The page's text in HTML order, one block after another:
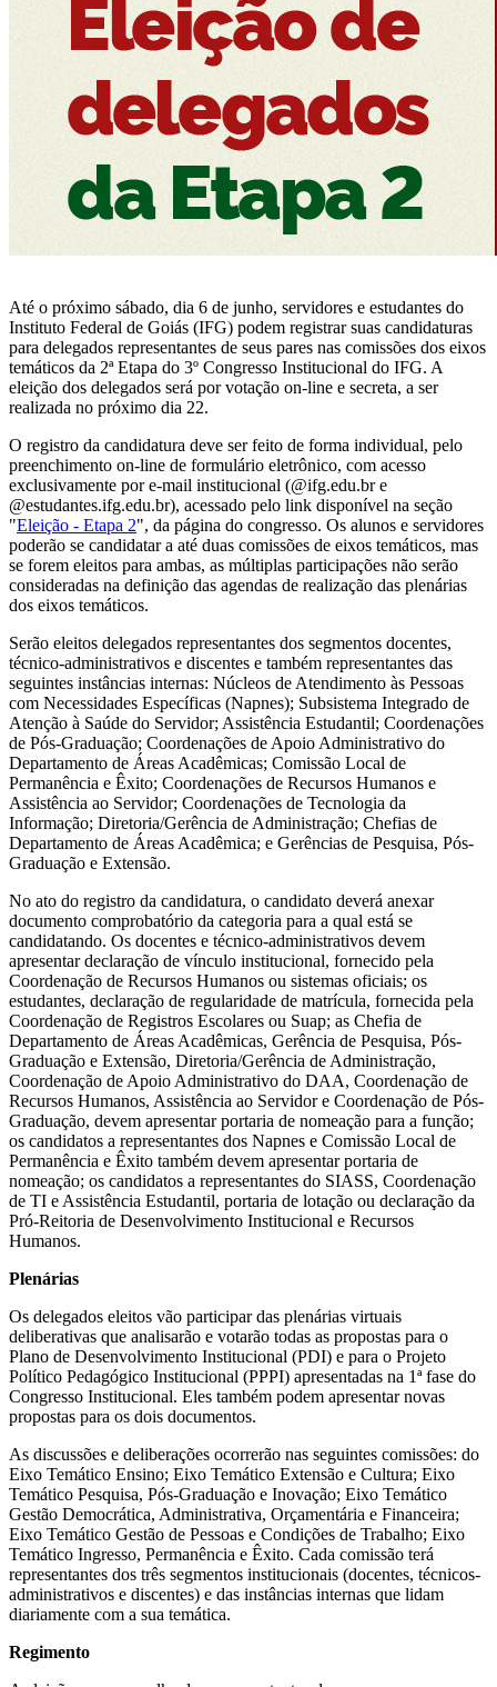
Até o próximo sábado, dia 6 de junho, servidores e estudantes do
Instituto Federal de Goiás (IFG) podem registrar suas candidaturas
para delegados representantes de seus pares nas comissões dos eixos
temáticos da 2ª Etapa do 3º Congresso Institucional do IFG. A
eleição dos delegados será por votação on-line e secreta, a ser
realizada no próximo dia 22.
O registro da candidatura deve ser feito de forma individual, pelo
preenchimento on-line de formulário eletrônico, com acesso
exclusivamente por e-mail institucional (@ifg.edu.br e
@estudantes.ifg.edu.br), acessado pelo link disponível na seção
"Eleição - Etapa 2", da página do congresso. Os alunos e servidores
poderão se candidatar a até duas comissões de eixos temáticos, mas
se forem eleitos para ambas, as múltiplas participações não serão
consideradas na definição das agendas de realização das plenárias
dos eixos temáticos.
Serão eleitos delegados representantes dos segmentos docentes,
técnico-administrativos e discentes e também representantes das
seguintes instâncias internas: Núcleos de Atendimento às Pessoas
com Necessidades Específicas (Napnes); Subsistema Integrado de
Atenção à Saúde do Servidor; Assistência Estudantil; Coordenações
de Pós-Graduação; Coordenações de Apoio Administrativo do
Departamento de Áreas Acadêmicas; Comissão Local de
Permanência e Êxito; Coordenações de Recursos Humanos e
Assistência ao Servidor; Coordenações de Tecnologia da
Informação; Diretoria/Gerência de Administração; Chefias de
Departamento de Áreas Acadêmica; e Gerências de Pesquisa, Pós-
Graduação e Extensão.
No ato do registro da candidatura, o candidato deverá anexar
documento comprobatório da categoria para a qual está se
candidatando. Os docentes e técnico-administrativos devem
apresentar declaração de vínculo institucional, fornecido pela
Coordenação de Recursos Humanos ou sistemas oficiais; os
estudantes, declaração de regularidade de matrícula, fornecida pela
Coordenação de Registros Escolares ou Suap; as Chefia de
Departamento de Áreas Acadêmicas, Gerência de Pesquisa, Pós-
Graduação e Extensão, Diretoria/Gerência de Administração,
Coordenação de Apoio Administrativo do DAA, Coordenação de
Recursos Humanos, Assistência ao Servidor e Coordenação de Pós-
Graduação, devem apresentar portaria de nomeação para a função;
os candidatos a representantes dos Napnes e Comissão Local de
Permanência e Êxito também devem apresentar portaria de
nomeação; os candidatos a representantes do SIASS, Coordenação
de TI e Assistência Estudantil, portaria de lotação ou declaração da
Pró-Reitoria de Desenvolvimento Institucional e Recursos
Humanos.
Plenárias
Os delegados eleitos vão participar das plenárias virtuais
deliberativas que analisarão e votarão todas as propostas para o
Plano de Desenvolvimento Institucional (PDI) e para o Projeto
Político Pedagógico Institucional (PPPI) apresentadas na 1ª fase do
Congresso Institucional. Eles também podem apresentar novas
propostas para os dois documentos.
As discussões e deliberações ocorrerão nas seguintes comissões: do
Eixo Temático Ensino; Eixo Temático Extensão e Cultura; Eixo
Temático Pesquisa, Pós-Graduação e Inovação; Eixo Temático
Gestão Democrática, Administrativa, Orçamentária e Financeira;
Eixo Temático Gestão de Pessoas e Condições de Trabalho; Eixo
Temático Ingresso, Permanência e Êxito. Cada comissão terá
representantes dos três segmentos institucionais (docentes, técnicos-
administrativos e discentes) e das instâncias internas que lidam
diariamente com a sua temática.
Regimento